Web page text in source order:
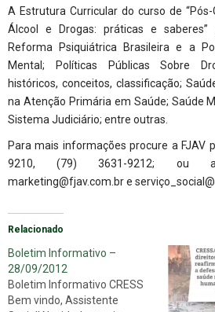
A Estrutura Curricular do curso de
Álcool e Drogas: práticas e
Reforma Psiquiátrica Brasileira e a
Mental; Políticas Públicas Sobre
históricos, conceitos, classificação;
na Atenção Primária em Saúde; Saúde
Sistema Judiciário; entre outras.
Para mais informações procure a FJAV
9210, (79) 3631-9212; ou
marketing@fjav.com.bre
Relacionado
Boletim Informativo –
28/09/2012
Boletim Informativo CRESS
Bem vindo, Assistente